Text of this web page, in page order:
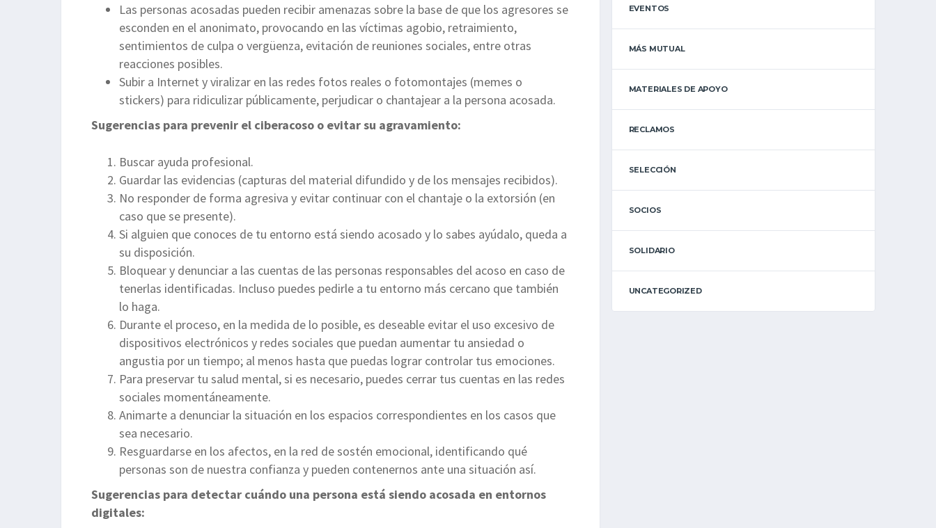
Las personas acosadas pueden recibir amenazas sobre la base de que los agresores se
esconden en el anonimato, provocando en las víctimas agobio, retraimiento,
sentimientos de culpa o vergüenza, evitación de reuniones sociales, entre otras
reacciones posibles.
Subir a Internet y viralizar en las redes fotos reales o fotomontajes (memes o
stickers) para ridiculizar públicamente, perjudicar o chantajear a la persona acosada.
Sugerencias para prevenir el ciberacoso o evitar su agravamiento:
Buscar ayuda profesional.
Guardar las evidencias (capturas del material difundido y de los mensajes recibidos).
No responder de forma agresiva y evitar continuar con el chantaje o la extorsión (en
caso que se presente).
Si alguien que conoces de tu entorno está siendo acosado y lo sabes ayúdalo, queda a
su disposición.
Bloquear y denunciar a las cuentas de las personas responsables del acoso en caso de
tenerlas identificadas. Incluso puedes pedirle a tu entorno más cercano que también
lo haga.
Durante el proceso, en la medida de lo posible, es deseable evitar el uso excesivo de
dispositivos electrónicos y redes sociales que puedan aumentar tu ansiedad o
angustia por un tiempo; al menos hasta que puedas lograr controlar tus emociones.
Para preservar tu salud mental, si es necesario, puedes cerrar tus cuentas en las redes
sociales momentáneamente.
Animarte a denunciar la situación en los espacios correspondientes en los casos que
sea necesario.
Resguardarse en los afectos, en la red de sostén emocional, identificando qué
personas son de nuestra confianza y pueden contenernos ante una situación así.
Sugerencias para detectar cuándo una persona está siendo acosada en entornos
digitales:
EVENTOS
MÁS MUTUAL
MATERIALES DE APOYO
RECLAMOS
SELECCIÓN
SOCIOS
SOLIDARIO
UNCATEGORIZED